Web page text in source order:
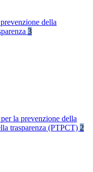
della
3
la prevenzione della
trasparenza (PTPCT) 2